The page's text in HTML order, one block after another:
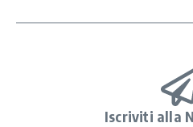
Iscriviti alla